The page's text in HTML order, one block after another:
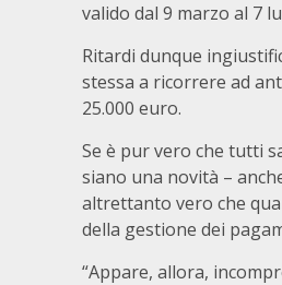
valido dal 9 marzo al 7
Ritardi dunque
stessa a ricorrere ad
25.000 euro.
Se è pur vero che tutti
siano una novità –
altrettanto vero che
della gestione dei
“Appare, allora,